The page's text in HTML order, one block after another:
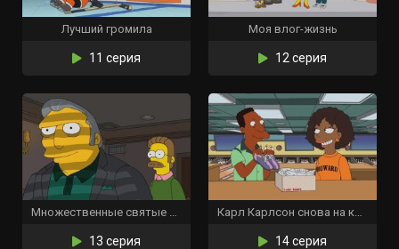
Лучший громила
11 серия
Моя влог-жизнь
12 серия
Множественные святые Спрингфилда
13 серия
Карл Карлсон снова на коне
14 серия